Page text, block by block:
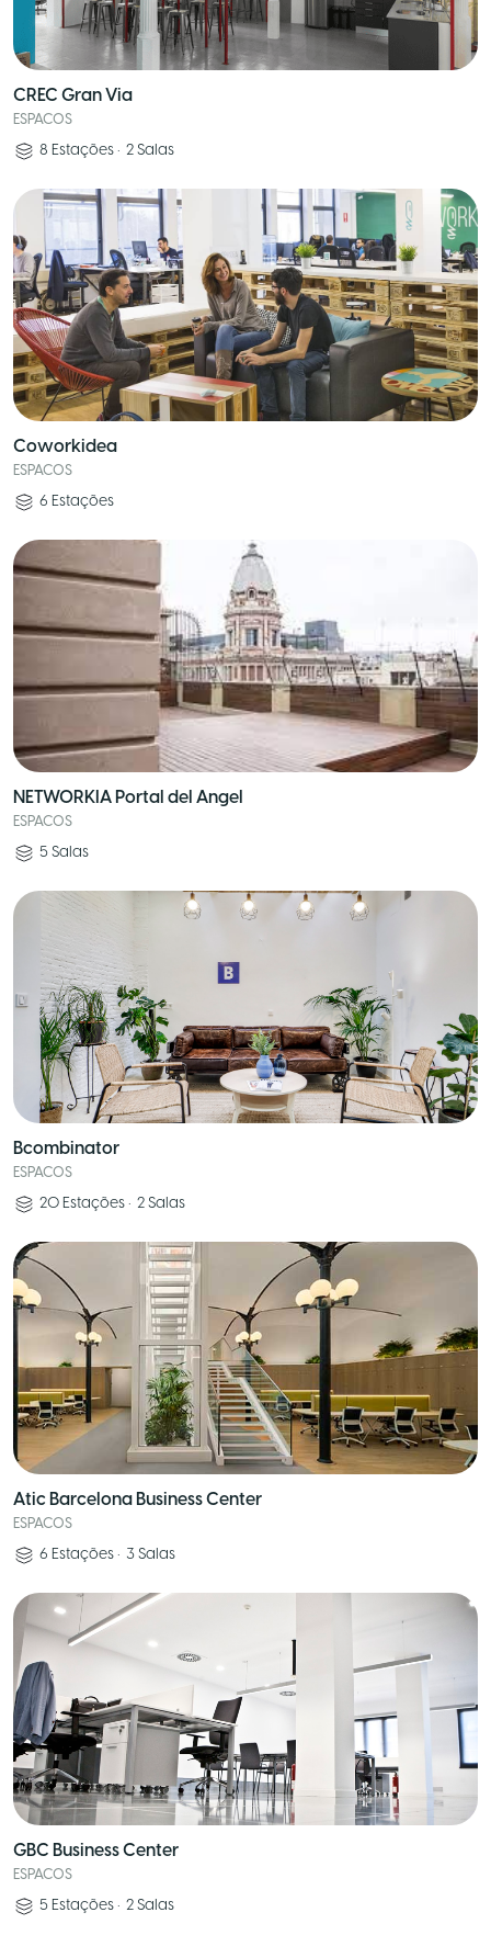
CREC Gran Via
ESPACOS
8 Estações • 2 Salas
Coworkidea
ESPACOS
6 Estações
NETWORKIA Portal del Angel
ESPACOS
5 Salas
Bcombinator
ESPACOS
20 Estações • 2 Salas
Atic Barcelona Business Center
ESPACOS
6 Estações • 3 Salas
GBC Business Center
ESPACOS
5 Estações • 2 Salas